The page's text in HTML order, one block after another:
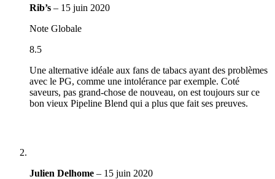
Rib’s – 15 juin 2020
Note Globale
8.5
Une alternative idéale aux fans de tabacs ayant des problèmes
avec le PG, comme une intolérance par exemple. Coté
saveurs, pas grand-chose de nouveau, on est toujours sur ce
bon vieux Pipeline Blend qui a plus que fait ses preuves.
Julien Delhome – 15 juin 2020